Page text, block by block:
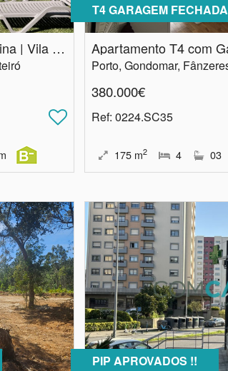
Moradia V3 com jardim e piscina | Vila do Conde
T4 GARAGEM FECHADA
380.000€
Ref: 0224.SC35
175 m2 4 03
PIP APROVADOS !!